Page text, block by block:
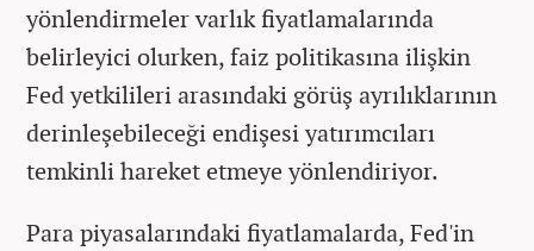
yönlendirmeler varlık fiyatlamalarında
belirleyici olurken, faiz politikasına ilişkin
Fed yetkilileri arasındaki görüş ayrılıklarının
derinleşebileceği endişesi yatırımcıları
temkinli hareket etmeye yönlendiriyor.
Para piyasalarındaki fiyatlamalarda, Fed'in